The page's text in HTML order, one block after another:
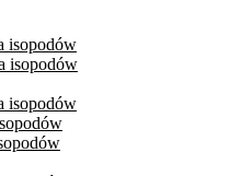
isopodów
isopodów
isopodów